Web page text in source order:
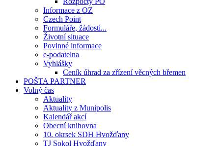
Informace z OZ
Czech Point
Formuláře, žádosti...
Životní situace
Povinné informace
e-podatelna
Vyhlášky
Ceník úhrad za zřízení věcných břemen
POŠTA PARTNER
Volný čas
Aktuality
Aktuality z Munipolis
Kalendář akcí
Obecní knihovna
10. okrsek SDH Hvožďany
TJ Sokol Hvožďany